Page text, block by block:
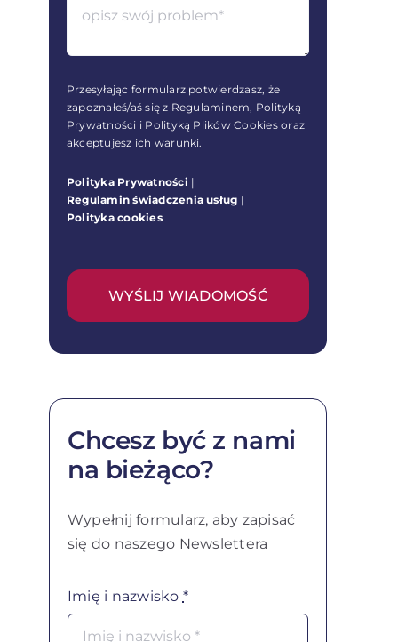
Przesyłając formularz potwierdzasz, że
zapoznałeś/aś się z Regulaminem, Polityką
Prywatności i Polityką Plików Cookies oraz
akceptujesz ich warunki.
Polityka Prywatności |
Regulamin świadczenia usług |
Polityka cookies
WYŚLIJ WIADOMOŚĆ
Chcesz być z nami
na bieżąco?
Wypełnij formularz, aby zapisać
się do naszego Newslettera
Imię i nazwisko *